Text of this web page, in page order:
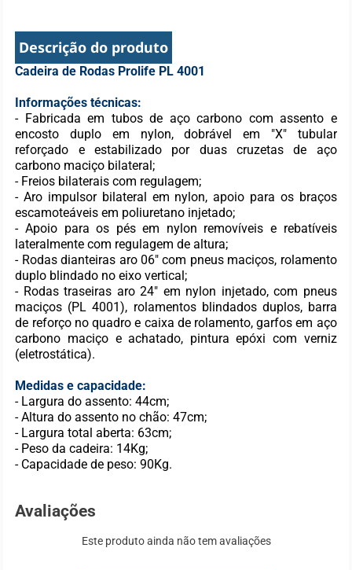
Descrição do produto
Cadeira de Rodas Prolife PL 4001
Informações técnicas:
- Fabricada em tubos de aço carbono com assento e
encosto duplo em nylon, dobrável em "X" tubular
reforçado e estabilizado por duas cruzetas de aço
carbono maciço bilateral;
- Freios bilaterais com regulagem;
- Aro impulsor bilateral em nylon, apoio para os braços
escamoteáveis em poliuretano injetado;
- Apoio para os pés em nylon removíveis e rebatíveis
lateralmente com regulagem de altura;
- Rodas dianteiras aro 06" com pneus maciços, rolamento
duplo blindado no eixo vertical;
- Rodas traseiras aro 24" em nylon injetado, com pneus
maciços (PL 4001), rolamentos blindados duplos, barra
de reforço no quadro e caixa de rolamento, garfos em aço
carbono maciço e achatado, pintura epóxi com verniz
(eletrostática).
Medidas e capacidade:
- Largura do assento: 44cm;
- Altura do assento no chão: 47cm;
- Largura total aberta: 63cm;
- Peso da cadeira: 14Kg;
- Capacidade de peso: 90Kg.
Avaliações
Este produto ainda não tem avaliações